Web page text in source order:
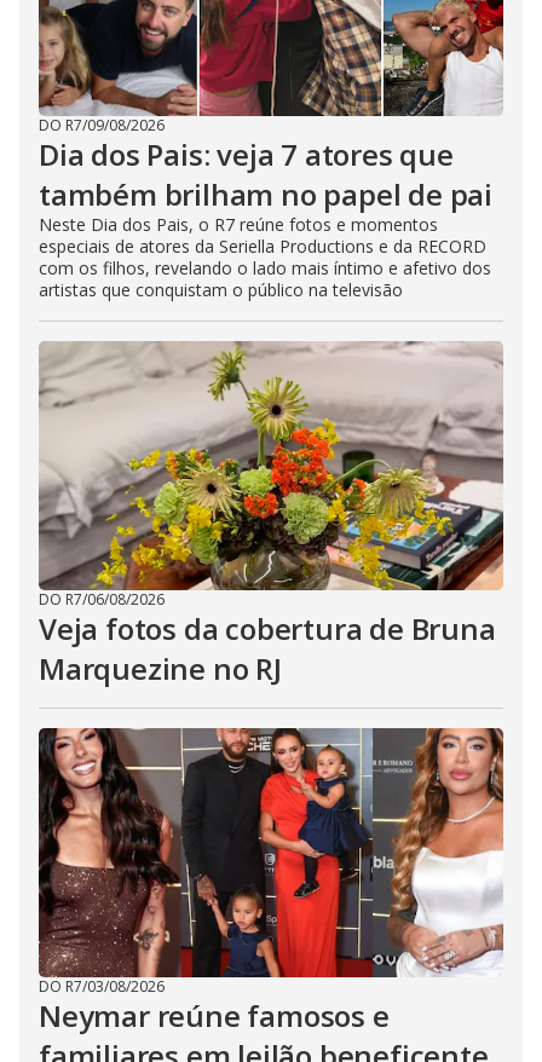
DO R7/09/08/2026
Dia dos Pais: veja 7 atores que
também brilham no papel de pai
Neste Dia dos Pais, o R7 reúne fotos e momentos
especiais de atores da Seriella Productions e da RECORD
com os filhos, revelando o lado mais íntimo e afetivo dos
artistas que conquistam o público na televisão
DO R7/06/08/2026
Veja fotos da cobertura de Bruna
Marquezine no RJ
DO R7/03/08/2026
Neymar reúne famosos e